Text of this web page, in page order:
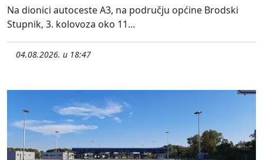
Na dionici autoceste A3, na području općine Brodski
Stupnik, 3. kolovoza oko 11...
04.08.2026. u 18:47